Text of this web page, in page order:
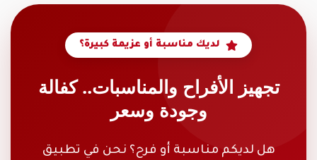
لديك مناسبة أو عزيمة كبيرة؟
تجهيز الأفراح والمناسبات.. كفالة
وجودة وسعر
هل لديكم مناسبة أو فرح؟ نحن في تطبيق